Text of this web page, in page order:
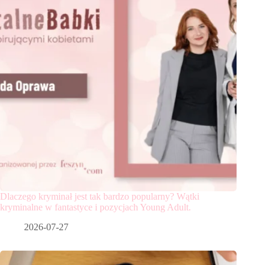
Dlaczego kryminał jest tak bardzo popularny? Wątki
kryminalne w fantastyce i pozycjach Young Adult.
2026-07-27